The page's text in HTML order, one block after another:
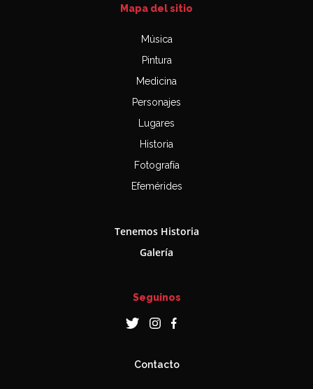
Mapa del sitio
Música
Pintura
Medicina
Personajes
Lugares
Historia
Fotografía
Efemérides
Tenemos Historia
Galería
Seguinos
Contacto